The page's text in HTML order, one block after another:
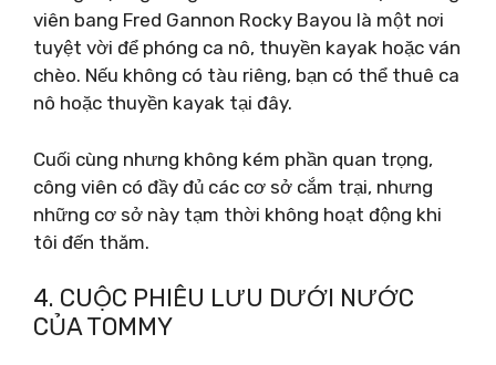
viên bang Fred Gannon Rocky Bayou là một nơi
tuyệt vời để phóng ca nô, thuyền kayak hoặc ván
chèo. Nếu không có tàu riêng, bạn có thể thuê ca
nô hoặc thuyền kayak tại đây.
Cuối cùng nhưng không kém phần quan trọng,
công viên có đầy đủ các cơ sở cắm trại, nhưng
những cơ sở này tạm thời không hoạt động khi
tôi đến thăm.
4. CUỘC PHIÊU LƯU DƯỚI NƯỚC
CỦA TOMMY